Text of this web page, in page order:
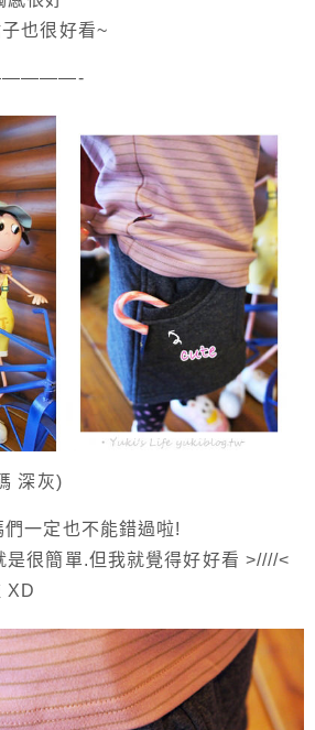
也很好看~
深灰)
一定也不能錯過啦!
是很簡單.但我就覺得好好看 >////<
XD